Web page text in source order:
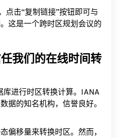
点击“复制链接”按钮即可与
这是一个跨时区规划会议的
我们的在线时间转
库进行时区转换计算。IANA
据的知名机构，信誉良好。
偏移量来转换时区。然而，